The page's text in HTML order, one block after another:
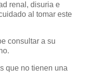
renal, disuria e
al tomar este
consultar a su
que no tienen una